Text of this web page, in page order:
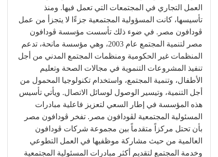
العمل التجاري في المجتمعات التي تعمل فيها. ومنذ
تأسيسها، كانت المسؤولية المجتمعية جزءًا لا يتجزأ من عمل
ڤودافون مصر. في ضوء ذلك تأسست مؤسسة ڤودافون
مصر لتنمية المجتمع عام 2003، وهي مؤسسة مانحة، تدعم
المنظمات غير الحكومية ومنظمات المجتمع المدني من أجل
تنفيذ المشروعات التنموية في مجالات الصحة وتعليم
الأطفال، وتنمية المجتمع، واستخدام تكنولوجيا المحمول من
أجل التنمية، وتيسير الوصول لوسائل الاتصال. ويأتي تأسيس
هذه المؤسسة في إطار السعي لتعزيز فاعلية مبادرات
المسئولية المجتمعية لڤودافون مصر. تفخر ڤودافون مصر
بأن تحتل مركزاً متقدماً بين مجموعة شركات ڤودافون
العالمية من حيث مشاركة موظفيها في العمل التطوعي
وخدمة المجتمع لتقديم أكثر مبادرات المسئولية المجتمعية